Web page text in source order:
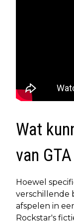
Wat
van
Hoewel
verschillende
afspelen in
Rockstar's